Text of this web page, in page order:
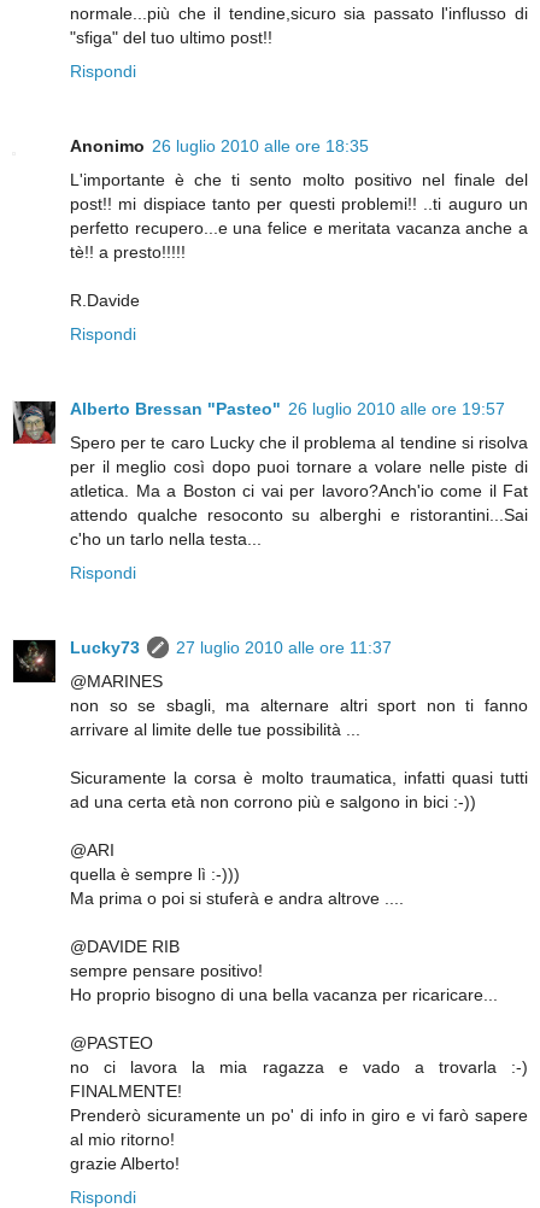
normale...più che il tendine,sicuro sia passato l'influsso di
"sfiga" del tuo ultimo post!!
Rispondi
Anonimo 26 luglio 2010 alle ore 18:35
L'importante è che ti sento molto positivo nel finale del
post!! mi dispiace tanto per questi problemi!! ..ti auguro un
perfetto recupero...e una felice e meritata vacanza anche a
tè!! a presto!!!!!
R.Davide
Rispondi
Alberto Bressan "Pasteo" 26 luglio 2010 alle ore 19:57
Spero per te caro Lucky che il problema al tendine si risolva
per il meglio così dopo puoi tornare a volare nelle piste di
atletica. Ma a Boston ci vai per lavoro?Anch'io come il Fat
attendo qualche resoconto su alberghi e ristorantini...Sai
c'ho un tarlo nella testa...
Rispondi
Lucky73
27 luglio 2010 alle ore 11:37
@MARINES
non so se sbagli, ma alternare altri sport non ti fanno
arrivare al limite delle tue possibilità ...
Sicuramente la corsa è molto traumatica, infatti quasi tutti
ad una certa età non corrono più e salgono in bici :-))
@ARI
quella è sempre lì :-)))
Ma prima o poi si stuferà e andra altrove ....
@DAVIDE RIB
sempre pensare positivo!
Ho proprio bisogno di una bella vacanza per ricaricare...
@PASTEO
no ci lavora la mia ragazza e vado a trovarla :-)
FINALMENTE!
Prenderò sicuramente un po' di info in giro e vi farò sapere
al mio ritorno!
grazie Alberto!
Rispondi